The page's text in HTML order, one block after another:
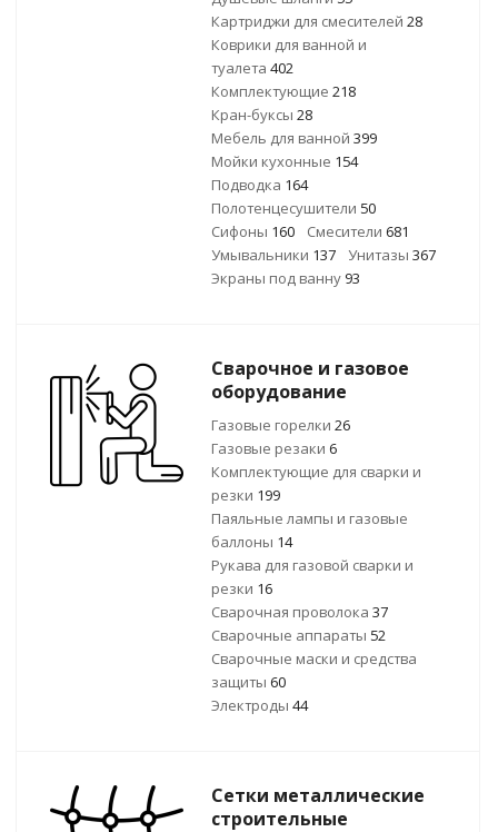
Картриджи для смесителей 28
Коврики для ванной и
туалета 402
Комплектующие 218
Кран-буксы 28
Мебель для ванной 399
Мойки кухонные 154
Подводка 164
Полотенцесушители 50
Сифоны 160 Смесители 681
Умывальники 137 Унитазы 367
Экраны под ванну 93
Сварочное и газовое
оборудование
Газовые горелки 26
Газовые резаки 6
Комплектующие для сварки и
резки 199
Паяльные лампы и газовые
баллоны 14
Рукава для газовой сварки и
резки 16
Сварочная проволока 37
Сварочные аппараты 52
Сварочные маски и средства
защиты 60
Электроды 44
Сетки металлические
строительные